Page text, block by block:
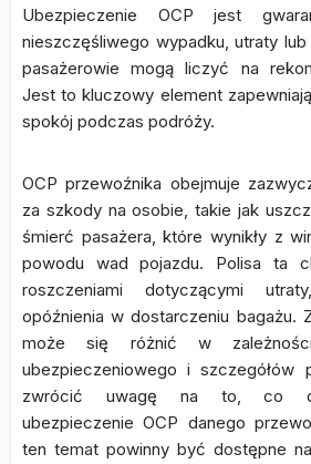
Ubezpieczenie OCP jest
nieszczęśliwego wypadku, utraty lub
pasażerowie mogą liczyć na
Jest to kluczowy element
spokój podczas podróży.
OCP przewoźnika obejmuje
za szkody na osobie, takie jak
śmierć pasażera, które wynikły z
powodu wad pojazdu. Polisa ta
roszczeniami dotyczącymi
opóźnienia w dostarczeniu bagażu.
może się różnić w
ubezpieczeniowego i szczegółów
zwrócić uwagę na to, co
ubezpieczenie OCP danego
ten temat powinny być dostępne